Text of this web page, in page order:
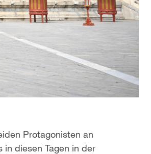
Protagonisten an
in diesen Tagen in der